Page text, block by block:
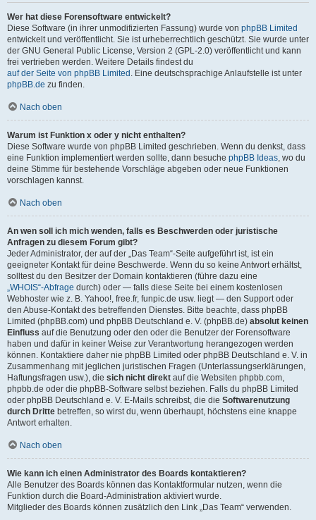
Wer hat diese Forensoftware entwickelt?
Diese Software (in ihrer unmodifizierten Fassung) wurde von phpBB Limited
entwickelt und veröffentlicht. Sie ist urheberrechtlich geschützt. Sie wurde unter
der GNU General Public License, Version 2 (GPL-2.0) veröffentlicht und kann
frei vertrieben werden. Weitere Details findest du
auf der Seite von phpBB Limited . Eine deutschsprachige Anlaufstelle ist unter
phpBB.de zu finden.
Nach oben
Warum ist Funktion x oder y nicht enthalten?
Diese Software wurde von phpBB Limited geschrieben. Wenn du denkst, dass
eine Funktion implementiert werden sollte, dann besuche phpBB Ideas, wo du
deine Stimme für bestehende Vorschläge abgeben oder neue Funktionen
vorschlagen kannst.
Nach oben
An wen soll ich mich wenden, falls es Beschwerden oder juristische
Anfragen zu diesem Forum gibt?
Jeder Administrator, der auf der „Das Team“-Seite aufgeführt ist, ist ein
geeigneter Kontakt für deine Beschwerde. Wenn du so keine Antwort erhältst,
solltest du den Besitzer der Domain kontaktieren (führe dazu eine
„WHOIS“-Abfrage durch) oder — falls diese Seite bei einem kostenlosen
Webhoster wie z. B. Yahoo!, free.fr, funpic.de usw. liegt — den Support oder
den Abuse-Kontakt des betreffenden Dienstes. Bitte beachte, dass phpBB
Limited (phpBB.com) und phpBB Deutschland e. V. (phpBB.de) absolut keinen
Einfluss auf die Benutzung oder den oder die Benutzer der Forensoftware
haben und dafür in keiner Weise zur Verantwortung herangezogen werden
können. Kontaktiere daher nie phpBB Limited oder phpBB Deutschland e. V. in
Zusammenhang mit jeglichen juristischen Fragen (Unterlassungserklärungen,
Haftungsfragen usw.), die sich nicht direkt auf die Websiten phpbb.com,
phpbb.de oder die phpBB-Software selbst beziehen. Falls du phpBB Limited
oder phpBB Deutschland e. V. E-Mails schreibst, die die Softwarenutzung
durch Dritte betreffen, so wirst du, wenn überhaupt, höchstens eine knappe
Antwort erhalten.
Nach oben
Wie kann ich einen Administrator des Boards kontaktieren?
Alle Benutzer des Boards können das Kontaktformular nutzen, wenn die
Funktion durch die Board-Administration aktiviert wurde.
Mitglieder des Boards können zusätzlich den Link „Das Team“ verwenden.